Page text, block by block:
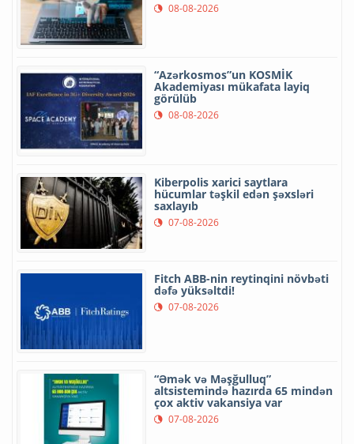
08-08-2026
“Azərkosmos”un KOSMİK
Akademiyası mükafata layiq
görülüb
08-08-2026
Kiberpolis xarici saytlara
hücumlar təşkil edən şəxsləri
saxlayıb
07-08-2026
Fitch ABB-nin reytinqini növbəti
dəfə yüksəltdi!
07-08-2026
“Əmək və Məşğulluq”
altsistemində hazırda 65 mindən
çox aktiv vakansiya var
07-08-2026